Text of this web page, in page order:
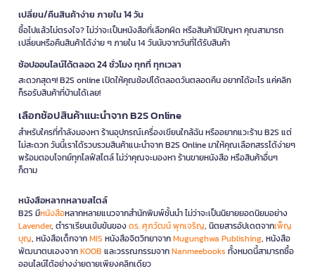
เปลี่ยน/คืนสินค้าง่าย ภายใน 14 วัน
ซื้อไปแล้วไม่ตรงใจ? ไม่ว่าจะเป็นหนังสือที่เลือกผิด หรือสินค้ามีปัญหา คุณสามารถ
เปลี่ยนหรือคืนสินค้าได้ง่าย ๆ ภายใน 14 วันนับจากวันที่ได้รับสินค้า
ช้อปออนไลน์ได้ตลอด 24 ชั่วโมง ทุกที่ ทุกเวลา
สะดวกสุดๆ! B2S online เปิดให้คุณช้อปได้ตลอดวันตลอดคืน อยากได้อะไร แค่คลิก
ก็รอรับสินค้าที่บ้านได้เลย!
เลือกช้อปสินค้าแนะนำจาก B2S Online
สำหรับใครที่กำลังมองหา ร้านอุปกรณ์เครื่องเขียนใกล้ฉัน หรืออยากแวะร้าน B2S แต่
ไม่สะดวก วันนี้เราได้รวบรวมสินค้าแนะนำจาก B2S Online มาให้คุณเลือกสรรได้ง่ายๆ
พร้อมตอบโจทย์ทุกไลฟ์สไตล์ ไม่ว่าคุณจะมองหา ร้านขายหนังสือ หรือสินค้าอื่นๆ
ก็ตาม
หนังสือหลากหลายสไตล์
B2S มีหนังสือหลากหลายแนวจากสำนักพิมพ์ชั้นนำ ไม่ว่าจะเป็นนิยายยอดนิยมอย่าง
Lavender, ตำราเรียนเข้มข้นของดร. ศุภวัฒน์ พุกเจริญ, นิตยสารอัปเดตจากเพ็ญ
บุญ, หนังสือเด็กจากMIS หนังสือจิตวิทยาจากMugunghwa Publishing, หนังสือ
พัฒนาตนเองจากKOOB และวรรณกรรมจากNanmeebooks ทั้งหมดนี้สามารถซื้อ
ออนไลน์ได้อย่างง่ายดายเพียงคลิกเดียว